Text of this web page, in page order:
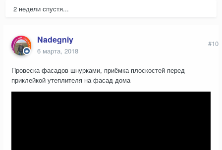
2 недели спустя...
Nadegniy
6 марта, 2018
#10
Провеска фасадов шнурками, приёмка плоскостей перед
приклейкой утеплителя на фасад дома